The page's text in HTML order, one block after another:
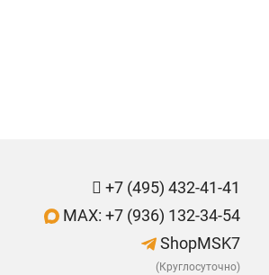
+7 (495) 432-41-41
MAX: +7 (936) 132-34-54
ShopMSK7
(Круглосуточно)